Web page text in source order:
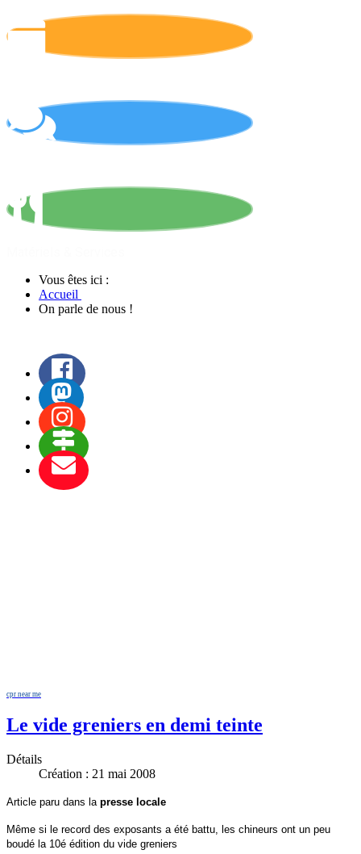
Vous êtes ici :
Accueil
On parle de nous !
cpr near me
Le vide greniers en demi teinte
Détails
Création : 21 mai 2008
Article paru dans la presse locale
Même si le record des exposants a été battu, les chineurs ont un peu
boudé la 10é édition du vide greniers